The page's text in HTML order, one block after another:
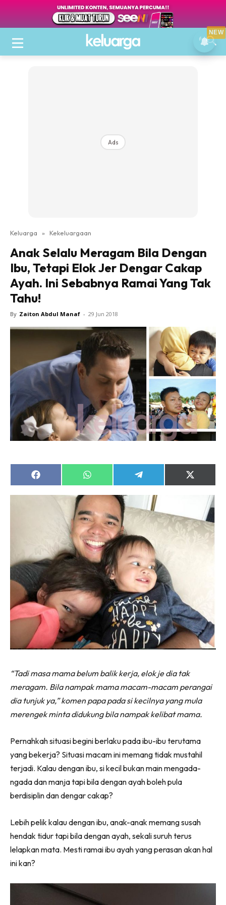
Ads
Keluarga » Kekeluargaan
Anak Selalu Meragam Bila Dengan
Ibu, Tetapi Elok Jer Dengar Cakap
Ayah. Ini Sebabnya Ramai Yang Tak
Tahu!
By Zaiton Abdul Manaf - 29 Jun 2018
Share
on
Facebook
Share
on
WhatsApp
Share
on
Telegram
Share
on
(Twitter)
“Tadi masa mama belum balik kerja, elok je dia tak
meragam. Bila nampak mama macam-macam perangai
dia tunjuk ya,” komen papa pada si kecilnya yang mula
merengek minta didukung bila nampak kelibat mama.
Pernahkah situasi begini berlaku pada ibu-ibu terutama
yang bekerja? Situasi macam ini memang tidak mustahil
terjadi. Kalau dengan ibu, si kecil bukan main mengada-
ngada dan manja tapi bila dengan ayah boleh pula
berdisiplin dan dengar cakap?
Lebih pelik kalau dengan ibu, anak-anak memang susah
hendak tidur tapi bila dengan ayah, sekali suruh terus
lelapkan mata. Mesti ramai ibu ayah yang perasan akan hal
ini kan?
NEW